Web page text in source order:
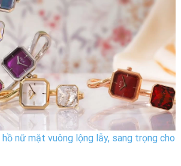
nữ mặt vuông lộng lẫy, sang trọng cho